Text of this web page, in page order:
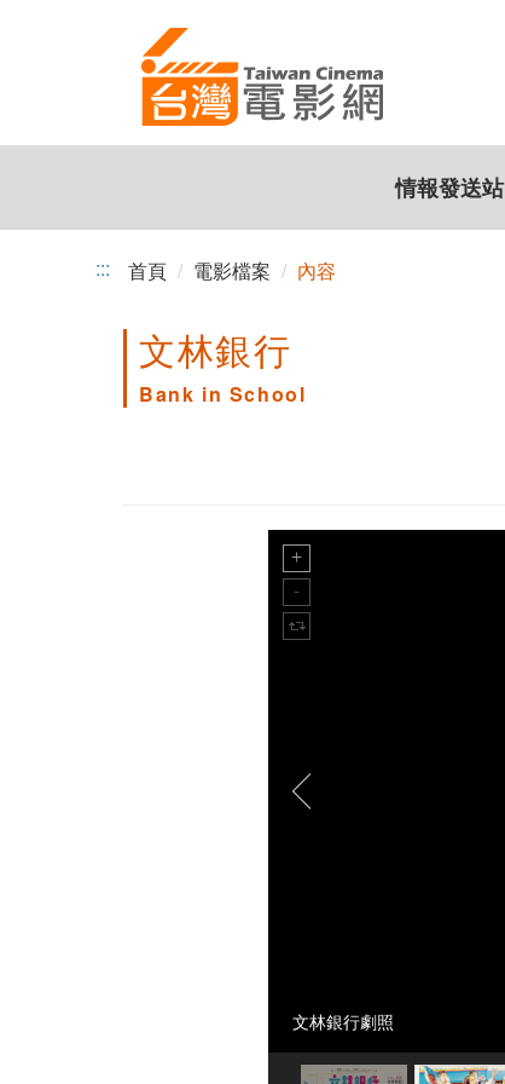
情報發送站
::: 首頁 電影檔案 內容
文林銀行
Bank in School
文林銀行劇照